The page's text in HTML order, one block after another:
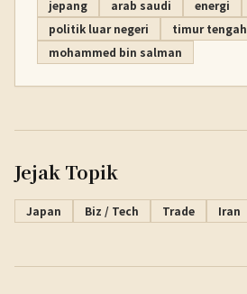
jepang arab saudi energi
politik luar negeri
timur tengah
mohammed bin salman
Jejak Topik
Japan Biz / Tech Trade Iran